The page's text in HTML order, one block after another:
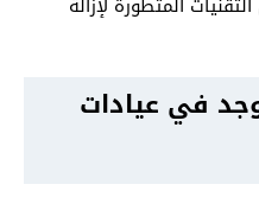
في عيادات